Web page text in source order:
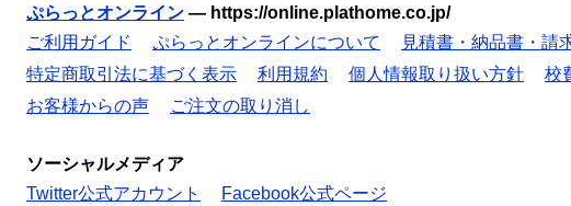
ぷらっとオンライン — https://online.plathome.co.jp/
ご利用ガイド
ぷらっとオンラインについて 見積書・納品書・請
特定商取引法に基づく表示
利用規約 個人情報取り扱い方針 校
お客様からの声
ご注文の取り消し
ソーシャルメディア
Twitter公式アカウント
Facebook公式ページ